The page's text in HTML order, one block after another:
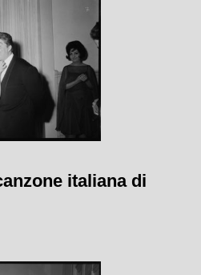
italiana di